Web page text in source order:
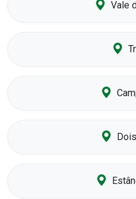
Vale